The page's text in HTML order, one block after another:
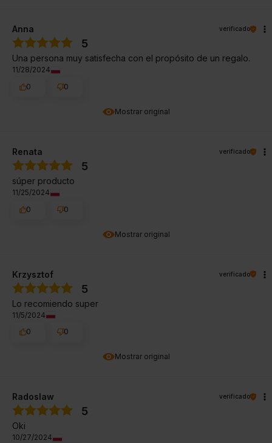
Mostrar original
Anna verificado
5
Una persona muy satisfecha con el propósito de un regalo.
11/28/2024
0
0
Mostrar original
Renata verificado
5
súper producto
11/25/2024
0
0
Mostrar original
Krzysztof verificado
5
Lo recomiendo super
11/5/2024
0
0
Radoslaw verificado
5
Oki
10/27/2024